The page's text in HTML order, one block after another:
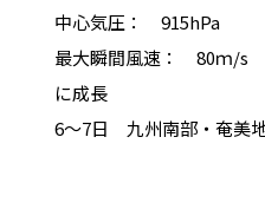
中心気圧： 915hPa
最大瞬間風速： 80ｍ/s
に成長
6～7日 九州南部・奄美